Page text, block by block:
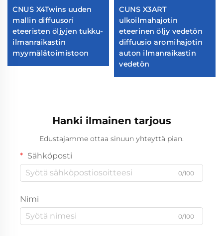
CNUS X4Twins uuden
mallin diffuusori
eteeristen öljyjen tukku-
ilmanraikastin
myymälätoimistoon
CUNS X3ART
ulkoilmahajotin
eteerinen öljy vedetön
diffuusio aromihajotin
auton ilmanraikastin
vedetön
Hanki ilmainen tarjous
Edustajamme ottaa sinuun yhteyttä pian.
Sähköposti
0/100
Nimi
0/100